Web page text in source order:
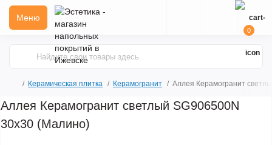
Меню
0
Керамическая плитка Керамогранит Аллея Керамогранит
Аллея Керамогранит светлый SG906500N
30х30 (Малино)